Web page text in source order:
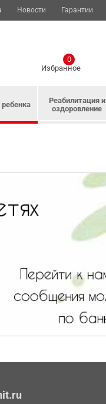
Новости Гарантии
Избранное
0
Реабилитация и
оздоровление